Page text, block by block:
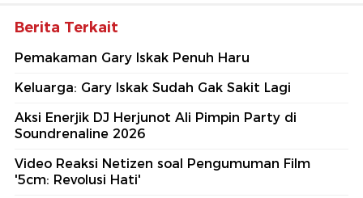
Berita Terkait
Pemakaman Gary Iskak Penuh Haru
Keluarga: Gary Iskak Sudah Gak Sakit Lagi
Aksi Enerjik DJ Herjunot Ali Pimpin Party di
Soundrenaline 2026
Video Reaksi Netizen soal Pengumuman Film
'5cm: Revolusi Hati'